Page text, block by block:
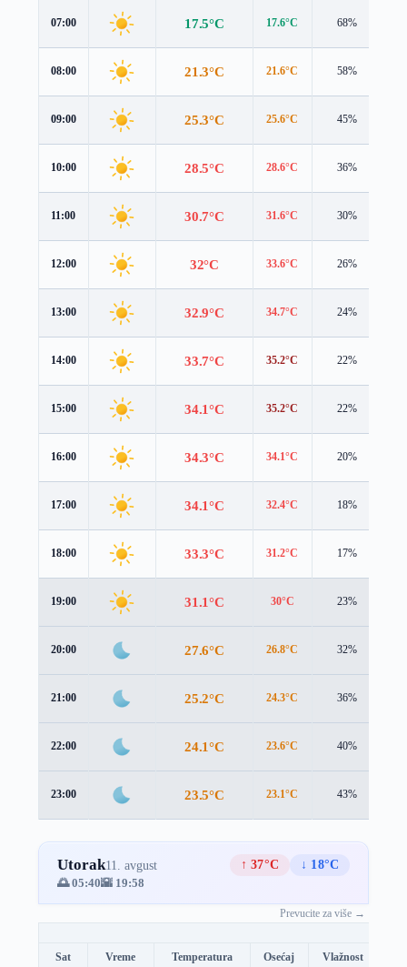
07:00 17.5°C 17.6°C 68%
08:00 21.3°C 21.6°C 58%
09:00 25.3°C 25.6°C 45%
10:00 28.5°C 28.6°C 36%
11:00 30.7°C 31.6°C 30%
12:00 32°C 33.6°C 26%
13:00 32.9°C 34.7°C 24%
14:00 33.7°C 35.2°C 22%
15:00 34.1°C 35.2°C 22%
16:00 34.3°C 34.1°C 20%
17:00 34.1°C 32.4°C 18%
18:00 33.3°C 31.2°C 17%
19:00 31.1°C 30°C 23%
20:00 27.6°C 26.8°C 32%
21:00 25.2°C 24.3°C 36%
22:00 24.1°C 23.6°C 40%
23:00 23.5°C 23.1°C 43%
Utorak11. avgust ↑ 37°C
↓ 18°C
🌅 05:40🌇 19:58
Prevucite za više →
Sat Vreme Temperatura Osećaj Vlažnost